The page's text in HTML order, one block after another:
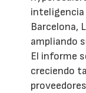
Barcelona,
ampliando
El informe
creciendo